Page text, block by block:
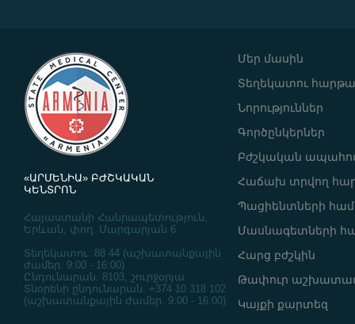
«ԱՐՄԵՆԻԱ» ԲԺՇԿԱԿԱՆ
ԿԵՆՏՐՈՆ
Հայաստանի Հանրապետություն,
Երևան, փող. Մարգարյան 6
Տեղեկատու. 88 44 (աշխատանքային
ժամեր. 9:00 - 16:00)
Ընդունարան. 8103, շուրջօրյա
Տնօրենի ընդունարան. +374 10 318 102
(աշխատանքային ժամեր. 9:00 - 16:00)
Մեր մասին
Տեղեկատու
Նորություններ
Գործընկերներ
Բժշկական
Հաճախ տրվող
Պացիենտների
Մասնագետների
Հարց բժշկին
Թափուր
Կայքի քարտեզ